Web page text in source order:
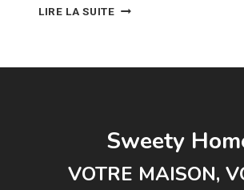
LIRE LA SUITELE
DES
Sweety
VOTRE MAISON,